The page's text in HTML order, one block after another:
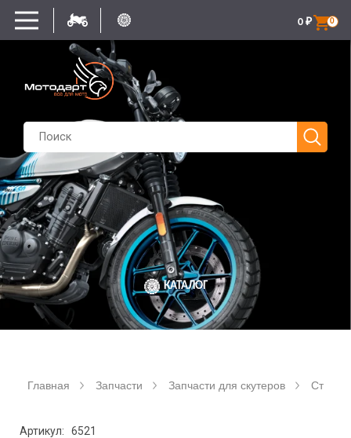
0
0 ₽
КАТАЛОГ
Главная Запчасти Запчасти для скутеров
Артикул: 6521